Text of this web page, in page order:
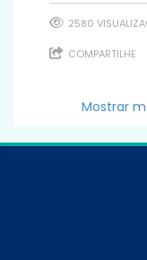
2580
COMPARTILHE
Mostrar